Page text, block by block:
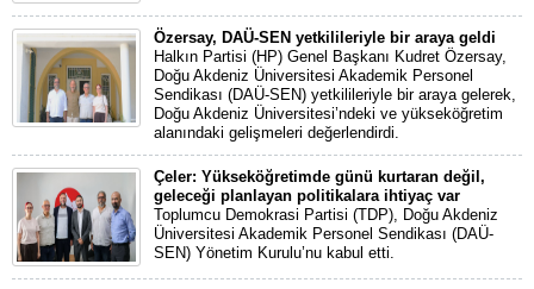
Özersay, DAÜ-SEN yetkilileriyle bir araya geldi
Halkın Partisi (HP) Genel Başkanı Kudret Özersay,
Doğu Akdeniz Üniversitesi Akademik Personel
Sendikası (DAÜ-SEN) yetkilileriyle bir araya gelerek,
Doğu Akdeniz Üniversitesi’ndeki ve yükseköğretim
alanındaki gelişmeleri değerlendirdi.
Çeler: Yükseköğretimde günü kurtaran değil,
geleceği planlayan politikalara ihtiyaç var
Toplumcu Demokrasi Partisi (TDP), Doğu Akdeniz
Üniversitesi Akademik Personel Sendikası (DAÜ-
SEN) Yönetim Kurulu’nu kabul etti.